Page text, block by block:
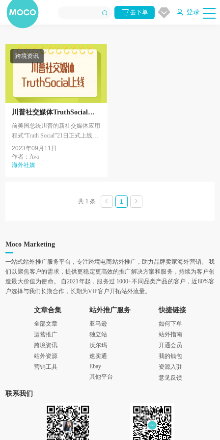
去下单 登录
跨境资讯
川普社交媒体TruthSocial上
线 ，下载量第一，服务器被
挤爆...
前美国总统川普的新社交媒体应用
程式“Truth Social”21日正式上线，
几分钟内下载量突破10万，并在苹
果 APP商店下载排名第一，由于下
载量极大，一...
2023年09月11日
作者：Ava
海外社媒
共 1 条 1
Moco Marketing
一站式站外推广服务平台，专注跨境电商站外推广，助力品牌卖家海外营销。 我
们以聚焦客户的需求，提供更稳定更高效的推广解决方案和服务，持续为客户创
造最大价值为使命。 自2021年起，服务过 1000+不同品类产品的客户，近80%客
户选择与我们长期合作，长期为VIP客户开拓站外流量。
文章合集
全部文章
运营推广
跨境资讯
站外资源
营销工具
站外推广服务
亚马逊
独立站
沃尔玛
速卖通
Ebay
其他平台
快捷链接
如何下单
站外指南
开通会员
我的钱包
资源入驻
意见反馈
联系我们